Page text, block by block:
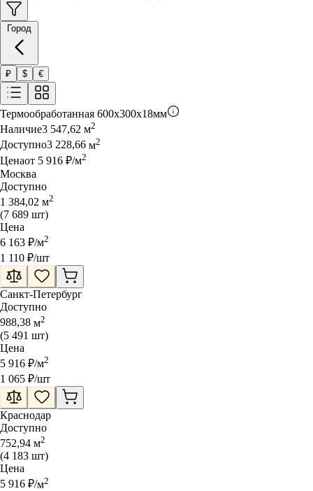
₽ $ €
Термообработанная 600x300x18мм
Наличие3 547,62 м2
Доступно3 228,66 м2
Ценаот 5 916 ₽/м2
Москва
Доступно
1 384,02 м2
(7 689 шт)
Цена
6 163 ₽/м2
1 110 ₽/шт
Санкт-Петербург
Доступно
988,38 м2
(5 491 шт)
Цена
5 916 ₽/м2
1 065 ₽/шт
Краснодар
Доступно
752,94 м2
(4 183 шт)
Цена
5 916 ₽/м2